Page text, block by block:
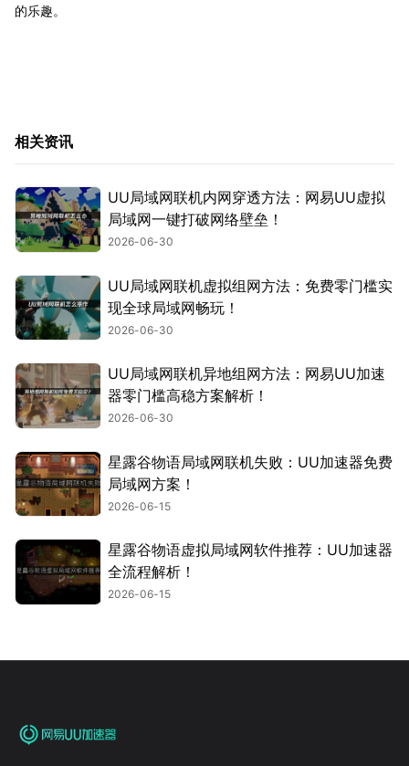
的乐趣。
相关资讯
UU局域网联机内网穿透方法：网易UU虚拟
局域网一键打破网络壁垒！
2026-06-30
UU局域网联机虚拟组网方法：免费零门槛实
现全球局域网畅玩！
2026-06-30
UU局域网联机异地组网方法：网易UU加速
器零门槛高稳方案解析！
2026-06-30
星露谷物语局域网联机失败：UU加速器免费
局域网方案！
2026-06-15
星露谷物语虚拟局域网软件推荐：UU加速器
全流程解析！
2026-06-15